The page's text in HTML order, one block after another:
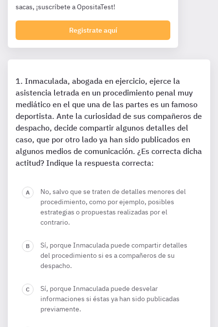
sacas, ¡suscríbete a OpositaTest!
Registrate aquí
Inmaculada, abogada en ejercicio, ejerce la
asistencia letrada en un procedimiento penal muy
mediático en el que una de las partes es un famoso
deportista. Ante la curiosidad de sus compañeros de
despacho, decide compartir algunos detalles del
caso, que por otro lado ya han sido publicados en
algunos medios de comunicación. ¿Es correcta dicha
actitud? Indique la respuesta correcta:
No, salvo que se traten de detalles menores del
procedimiento, como por ejemplo, posibles
estrategias o propuestas realizadas por el
contrario.
Sí, porque Inmaculada puede compartir detalles
del procedimiento si es a compañeros de su
despacho.
Sí, porque Inmaculada puede desvelar
informaciones si éstas ya han sido publicadas
previamente.